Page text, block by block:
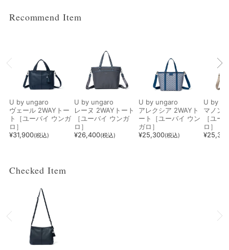
イエロー系
Recommend Item
U by ungaro
ヴェール 2WAYトー
ト［ユーバイ ウンガ
ロ］
¥31,900(税込)
U by ungaro
レーヌ 2WAYトート
［ユーバイ ウンガ
ロ］
¥26,400(税込)
U by ungaro
アレクシア 2WAYト
ート［ユーバイ ウン
ガロ］
¥25,300(税込)
U by
マノン
［ユー
ロ］
¥
Checked Item